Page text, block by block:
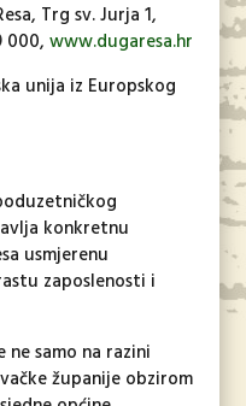
Trg sv. Jurja 1,
000, www.dugaresa.hr
unija iz Europskog
konkretnu
usmjerenu
zaposlenosti i
samo na razini
županije obzirom